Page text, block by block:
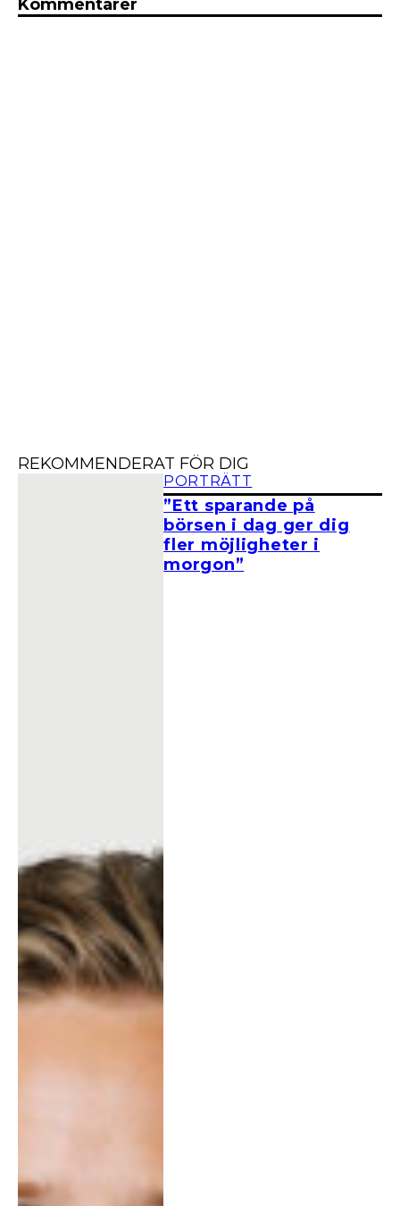
Kommentarer
REKOMMENDERAT FÖR DIG
PORTRÄTT
”Ett sparande på
börsen i dag ger dig
fler möjligheter i
morgon”